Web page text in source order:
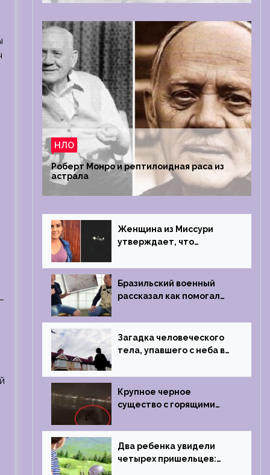
НЛО
Роберт Монро и рептилоидная раса из
астрала
Женщина из Миссури
утверждает, что
синими инопланетянами
Бразильский военный
рассказал как помогал
в 1996 году
Загадка человеческого
тела, упавшего с неба в
Крупное черное
существо с горящими
лодку рыбака
Два ребенка увидели
четырех пришельцев: